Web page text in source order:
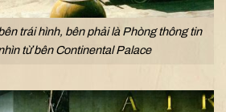
trái hình, bên phải là Phòng thông tin
từ bên Continental Palace